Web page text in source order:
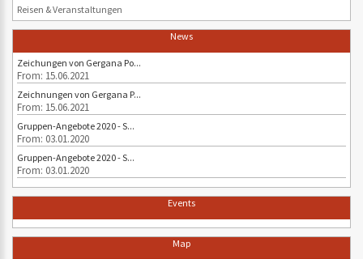
Reisen & Veranstaltungen
News
Zeichungen von Gergana Po...
From: 15.06.2021
Zeichnungen von Gergana P...
From: 15.06.2021
Gruppen-Angebote 2020 - S...
From: 03.01.2020
Gruppen-Angebote 2020 - S...
From: 03.01.2020
Events
Map